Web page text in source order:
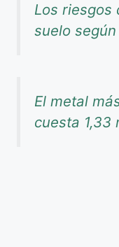
Los riesgos
suelo
El metal
cuesta 1,33